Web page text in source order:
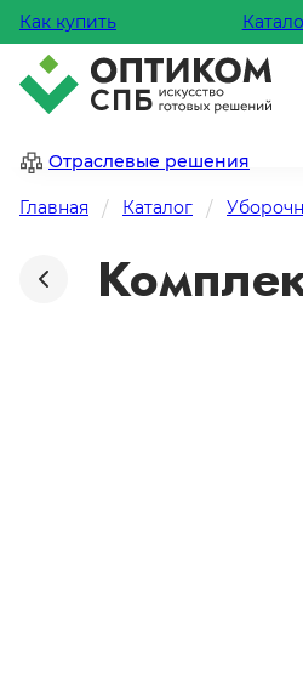
Как купить
Отраслевые решения
Главная Каталог